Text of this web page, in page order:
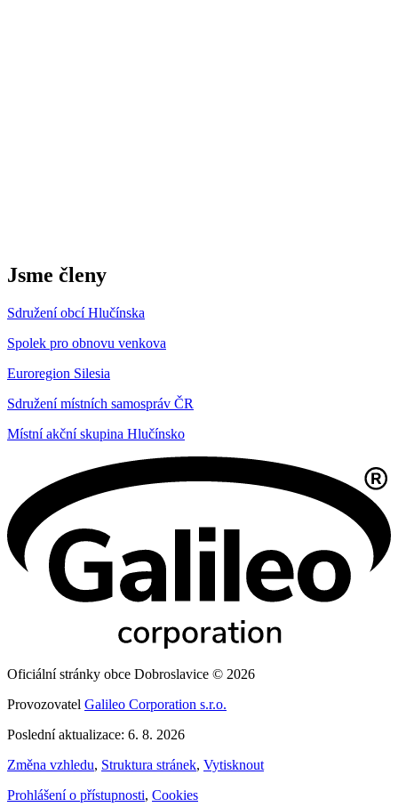
Jsme členy
Sdružení obcí Hlučínska
Spolek pro obnovu venkova
Euroregion Silesia
Sdružení místních samospráv ČR
Místní akční skupina Hlučínsko
Oficiální stránky obce Dobroslavice © 2026
Provozovatel Galileo Corporation s.r.o.
Poslední aktualizace: 6. 8. 2026
Změna vzhledu, Struktura stránek, Vytisknout
Prohlášení o přístupnosti, Cookies